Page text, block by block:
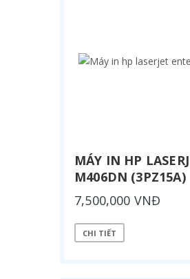
MÁY IN HP
M406DN (3PZ15A)
7,500,000 VNĐ
CHI TIẾT